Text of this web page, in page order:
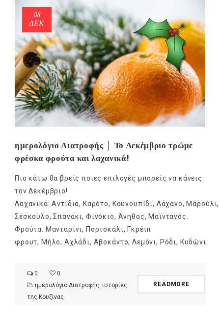
08
ΔΕΚ
ημερολόγιο Διατροφής │ Το Δεκέμβριο τρώμε
φρέσκα φρούτα και λαχανικά!
Πιο κάτω θα βρείς ποιες επιλογές μπορείς να κάνεις
τον Δεκέμβριο!
Λαχανικά: Αντίδια, Καρότο, Κουνουπίδι, Λάχανο,
Σέσκουλο, Σπανάκι, Φινόκιο, Άνηθος, Μαϊντανός.
Φρούτα: Μανταρίνι, Πορτοκάλι, Γκρέιπ
φρουτ, Μήλο, Αχλάδι, Αβοκάντο, Λεμόνι, Ρόδι, Κυδώνι.
0
0
ημερολόγιο Διατροφής ιστορίες
της Κουζίνας
READMORE